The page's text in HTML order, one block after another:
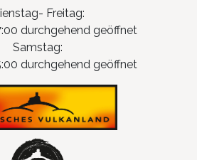
Freitag:
durchgehend geöffnet
Samstag:
durchgehend geöffnet